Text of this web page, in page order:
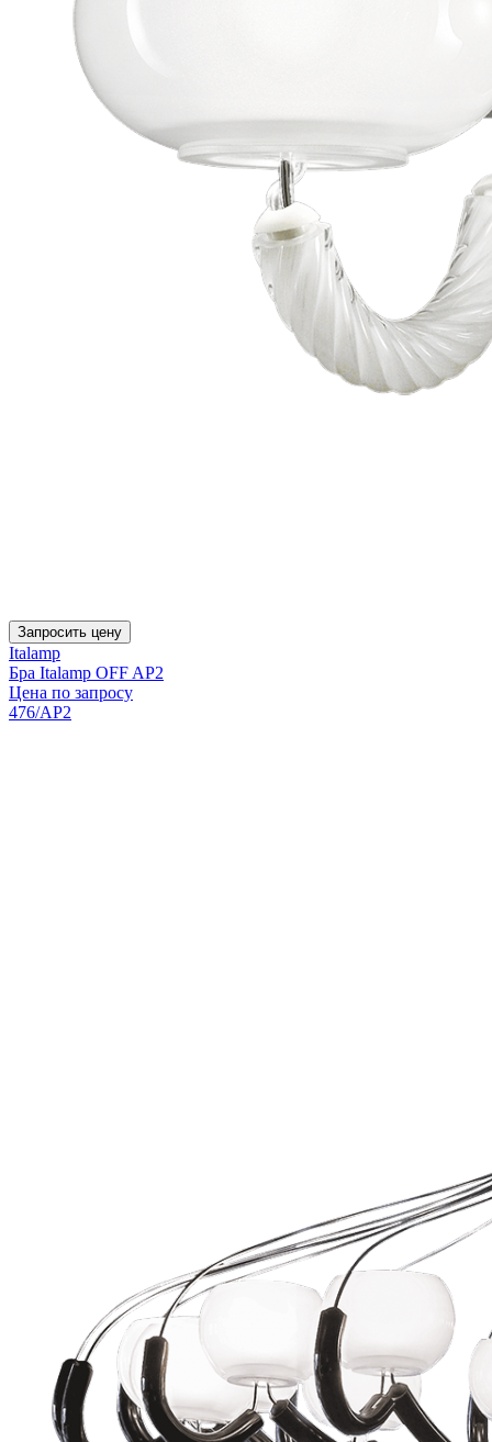
Запросить цену
Italamp
Бра Italamp OFF AP2
Цена по запросу
476/AP2